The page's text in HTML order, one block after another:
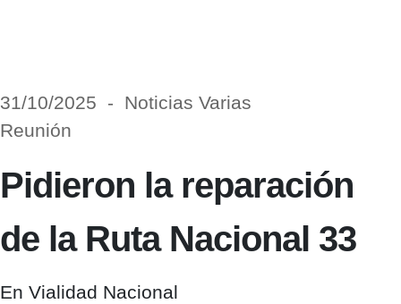
31/10/2025 - Noticias Varias
Reunión
Pidieron la reparación
de la Ruta Nacional 33
En Vialidad Nacional